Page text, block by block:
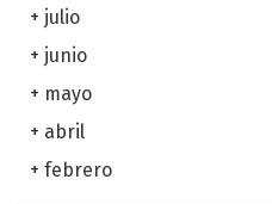
+ julio
+ junio
+ mayo
+ abril
+ febrero